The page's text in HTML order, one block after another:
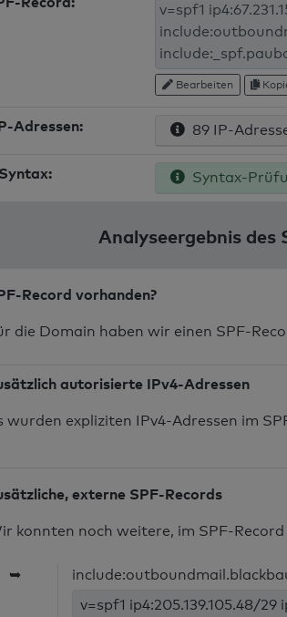
Bearbeiten
Adressen: 89 IP-
Syntax-
Analyseergebnis
Record vorhanden?
die Domain haben wir einen SPF-
autorisierte IPv4-Adressen
wurden expliziten IPv4-Adressen im
externe SPF-Records
konnten noch weitere, im SPF-
➥
v=spf1 ip4:205.139.105.48/29